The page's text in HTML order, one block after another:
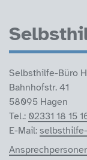
Selbsthilfe-Büro
Bahnhofstr. 41
58095 Hagen
Tel.: 02331 18 15
E-Mail: